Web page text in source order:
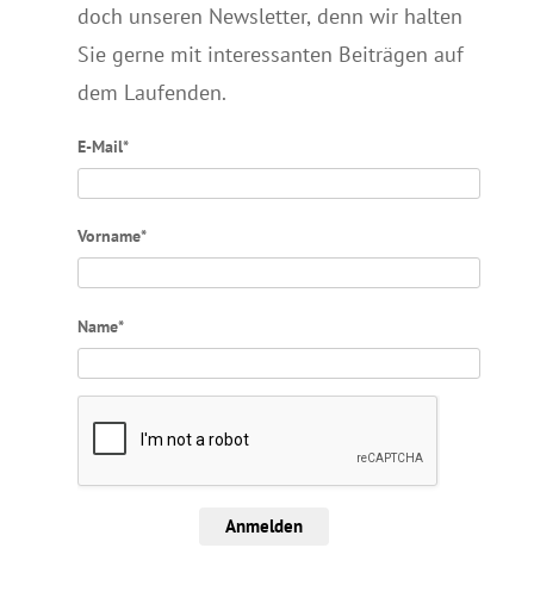
doch unseren Newsletter, denn wir halten
Sie gerne mit interessanten Beiträgen auf
dem Laufenden.
E-Mail*
Vorname*
Name*
Anmelden